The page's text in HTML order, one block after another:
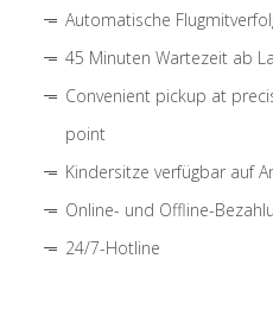
Automatische
45 Minuten Wartezeit ab
Convenient pickup at
point
Kindersitze verfügbar auf
Online- und Offline-
24/7-Hotline